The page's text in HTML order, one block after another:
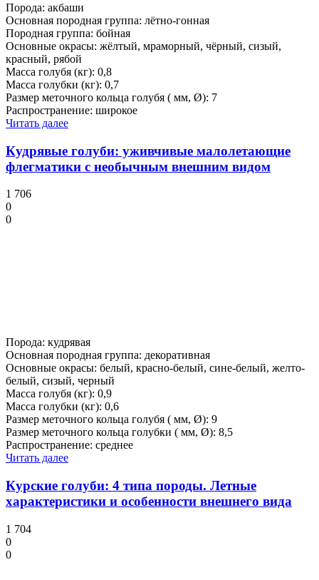
Порода: акбаши
Основная породная группа: лётно-гонная
Породная группа: бойная
Основные окрасы: жёлтый, мраморный, чёрный, сизый,
красный, рябой
Масса голубя (кг): 0,8
Масса голубки (кг): 0,7
Размер меточного кольца голубя ( мм, Ø): 7
Распространение: широкое
Читать далее
Кудрявые голуби: уживчивые малолетающие
флегматики с необычным внешним видом
1 706
0
0
Порода: кудрявая
Основная породная группа: декоративная
Основные окрасы: белый, красно-белый, сине-белый, желто-
белый, сизый, черный
Масса голубя (кг): 0,9
Масса голубки (кг): 0,6
Размер меточного кольца голубя ( мм, Ø): 9
Размер меточного кольца голубки ( мм, Ø): 8,5
Распространение: среднее
Читать далее
Курские голуби: 4 типа породы. Летные
характеристики и особенности внешнего вида
1 704
0
0